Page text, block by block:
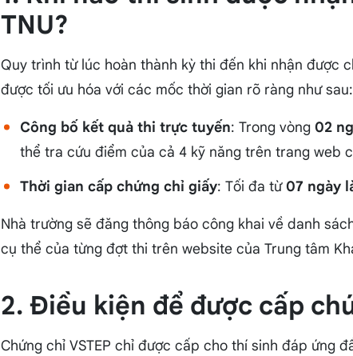
TNU?
Quy trình từ lúc hoàn thành kỳ thi đến khi nhận được
được tối ưu hóa với các mốc thời gian rõ ràng như sau:
Công bố kết quả thi trực tuyến: Trong vòng 02
thể tra cứu điểm của cả 4 kỹ năng trên trang web
Thời gian cấp chứng chỉ giấy: Tối đa từ07 ngày
Nhà trường sẽ đăng thông báo công khai về danh
cụ thể của từng đợt thi trên website của Trung tâm
2. Điều kiện để được cấp
Chứng chỉ VSTEP chỉ được cấp cho thí sinh đáp ứng